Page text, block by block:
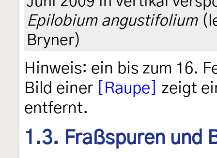
Epilobium angustifolium
Bryner)
Hinweis: ein bis zum 16.
Bild einer
[Raupe]
zeigt
entfernt.
1.3. Fraßspuren und